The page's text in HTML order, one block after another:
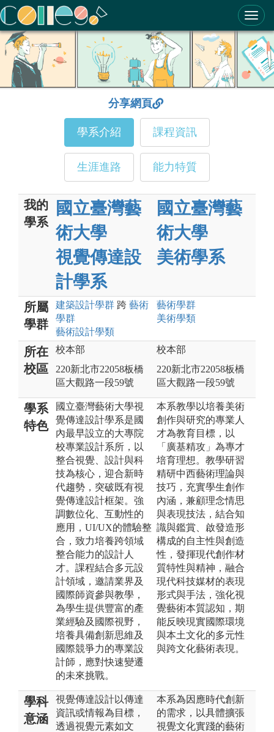
ColleGo! 大學選才與高中育才輔助系統
分享網頁
學系介紹 課程資訊
生涯進路 能力特質
我的
學系
國立臺灣藝
術大學
視覺傳達設
計學系
國立臺灣藝
術大學
美術學系
所屬
學群
建築設計學群 跨 藝術
學群
藝術設計學類
藝術學群
美術學類
所在
校區
校本部
220新北市22058板橋
區大觀路一段59號
校本部
220新北市22058板橋
區大觀路一段59號
學系
特色
國立臺灣藝術大學視
覺傳達設計學系是國
內最早設立的大專院
校專業設計系所，以
整合視覺、設計與科
技為核心，迎合新時
代趨勢，突破既有視
覺傳達設計框架。強
調數位化、互動性的
應用，UI/UX的體驗整
合，致力培養跨領域
整合能力的設計人
才。課程結合多元設
計領域，邀請業界及
國際師資參與教學，
為學生提供豐富的產
業經驗及國際視野，
培養具備創新思維及
國際競爭力的專業設
計師，應對快速變遷
的未來挑戰。
本系教學以培養美術
創作與研究的專業人
才為教育目標，以
「廣基精攻」為專才
培育理想。教學研習
精研中西藝術理論與
技巧，充實學生創作
內涵，兼顧理念情思
與表現技法，結合知
識與鑑賞、啟發造形
構成的自主性與創造
性，發揮現代創作材
質特性與精神，融合
現代科技媒材的表現
形式與手法，強化視
覺藝術本質認知，期
能反映現實國際環境
與本土文化的多元性
與跨文化藝術表現。
學科
意涵
視覺傳達設計以傳達
資訊或情報為目標，
透過視覺元素如文
本系為因應時代創新
的需求，以具體擴張
視覺文化實踐的藝術